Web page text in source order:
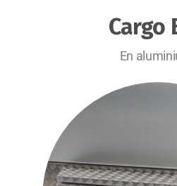
Cargo
En